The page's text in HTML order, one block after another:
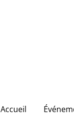
Accueil